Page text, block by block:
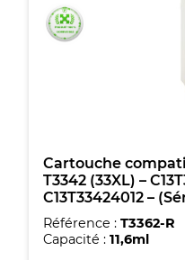
/
T3342
(Série
orange)
-
Cyan
Cartouche
T3342 (33XL) –
C13T33424012 –
Référence : T3362-R
Capacité : 11,6ml